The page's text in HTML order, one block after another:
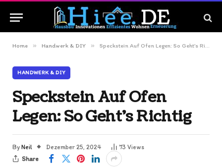
Home » Handwerk & DIY » Speckstein Auf Ofen Legen: So Geht’s Richtig
HANDWERK & DIY
Speckstein Auf Ofen
Legen: So Geht’s Richtig
By Neil Dezember 25, 2024 73 Views
Share